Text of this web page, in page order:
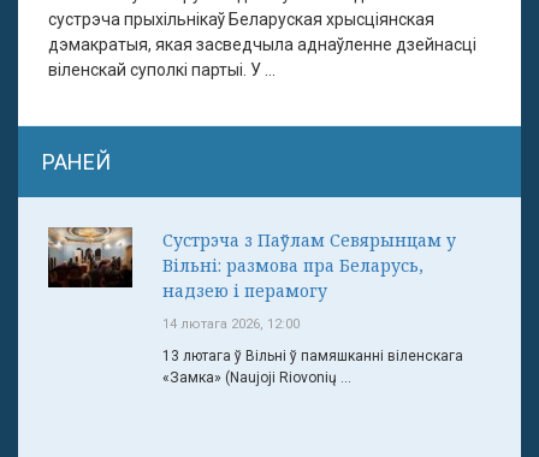
сустрэча прыхільнікаў Беларуская хрысціянская
дэмакратыя, якая засведчыла аднаўленне дзейнасці
віленскай суполкі партыі. У ...
РАНЕЙ
Сустрэча з Паўлам Севярынцам у
Вільні: размова пра Беларусь,
надзею і перамогу
14 лютага 2026, 12:00
13 лютага ў Вільні ў памяшканні віленскага
«Замка» (Naujoji Riovonių ...